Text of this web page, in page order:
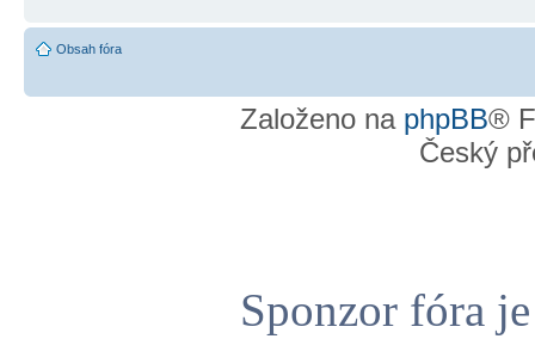
Obsah fóra
Založeno na phpBB®
Český
Sponzor fóra